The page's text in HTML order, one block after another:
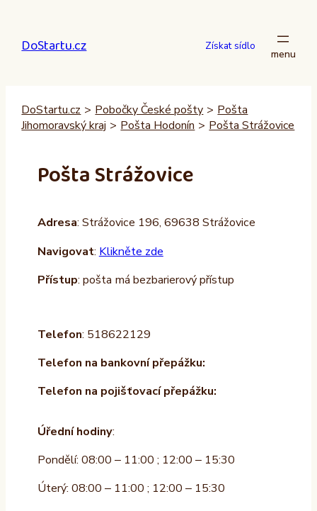
obsah
DoStartu.cz Získat sídlo
DoStartu.cz > Pobočky České pošty > Pošta
Jihomoravský kraj > Pošta Hodonín > Pošta Strážovice
Pošta Strážovice
Adresa: Strážovice 196, 69638 Strážovice
Navigovat: Klikněte zde
Přístup: pošta má bezbarierový přístup
Telefon: 518622129
Telefon na bankovní přepážku:
Telefon na pojišťovací přepážku:
Úřední hodiny:
Pondělí: 08:00 – 11:00 ; 12:00 – 15:30
Úterý: 08:00 – 11:00 ; 12:00 – 15:30